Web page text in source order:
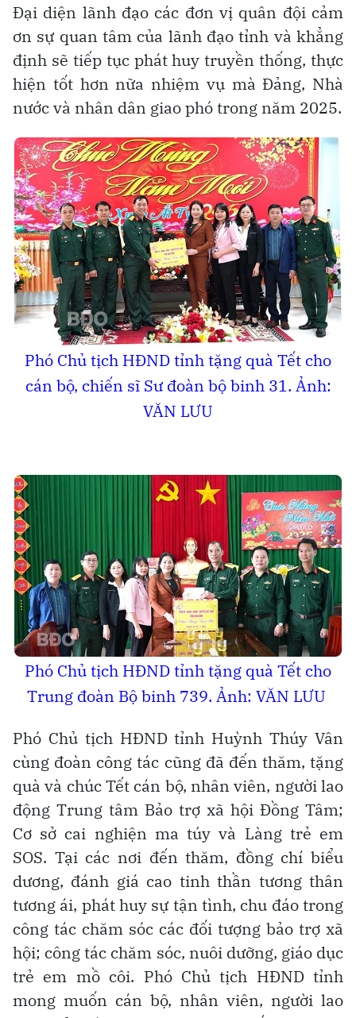
Đại diện lãnh đạo các đơn vị quân đội cảm
ơn sự quan tâm của lãnh đạo tỉnh và khẳng
định sẽ tiếp tục phát huy truyền thống, thực
hiện tốt hơn nữa nhiệm vụ mà Đảng, Nhà
nước và nhân dân giao phó trong năm 2025.
Phó Chủ tịch HĐND tỉnh tặng quà Tết cho
cán bộ, chiến sĩ Sư đoàn bộ binh 31. Ảnh:
VĂN LƯU
Phó Chủ tịch HĐND tỉnh tặng quà Tết cho
Trung đoàn Bộ binh 739. Ảnh: VĂN LƯU
Phó Chủ tịch HĐND tỉnh Huỳnh Thúy Vân
cùng đoàn công tác cũng đã đến thăm, tặng
quà và chúc Tết cán bộ, nhân viên, người lao
động Trung tâm Bảo trợ xã hội Đồng Tâm;
Cơ sở cai nghiện ma túy và Làng trẻ em
SOS. Tại các nơi đến thăm, đồng chí biểu
dương, đánh giá cao tinh thần tương thân
tương ái, phát huy sự tận tình, chu đáo trong
công tác chăm sóc các đối tượng bảo trợ xã
hội; công tác chăm sóc, nuôi dưỡng, giáo dục
trẻ em mồ côi. Phó Chủ tịch HĐND tỉnh
mong muốn cán bộ, nhân viên, người lao